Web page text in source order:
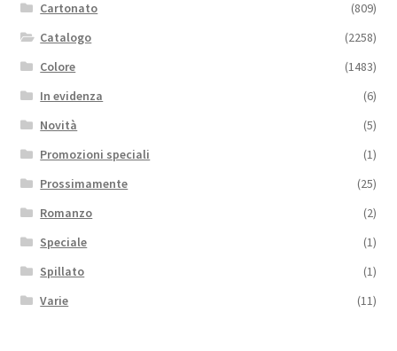
Cartonato
(809)
Catalogo
(2258)
Colore
(1483)
In evidenza
(6)
Novità
(5)
Promozioni speciali
(1)
Prossimamente
(25)
Romanzo
(2)
Speciale
(1)
Spillato
(1)
Varie
(11)